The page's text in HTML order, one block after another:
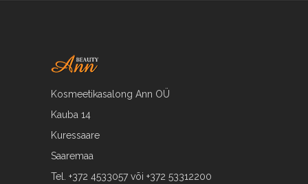
Kosmeetikasalong Ann OÜ
Kauba 14
Kuressaare
Saaremaa
Tel. +372 4533057 või +372 53312200